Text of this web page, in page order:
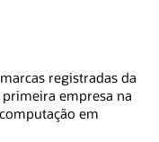
registradas da
empresa na
em